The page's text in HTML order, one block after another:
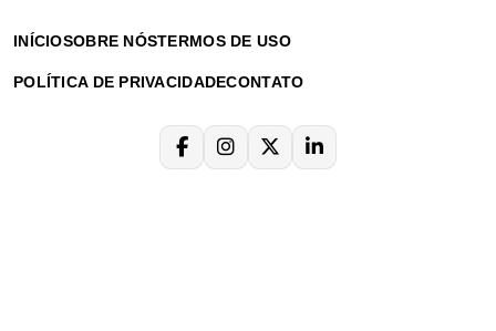
INÍCIOSOBRE NÓSTERMOS DE USO
POLÍTICA DE PRIVACIDADECONTATO